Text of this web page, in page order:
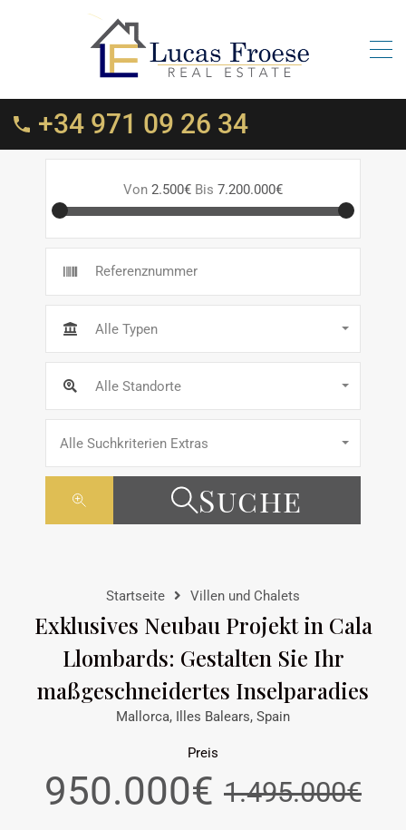
+34 971 09 26 34
Von 2.500€ Bis 7.200.000€
Alle Typen
Alle Standorte
Alle Suchkriterien Extras
Suche
Startseite Villen und Chalets
Exklusives Neubau Projekt in Cala
Llombards: Gestalten Sie Ihr
maßgeschneidertes Inselparadies
Mallorca, Illes Balears, Spain
Preis
950.000€ 1.495.000€